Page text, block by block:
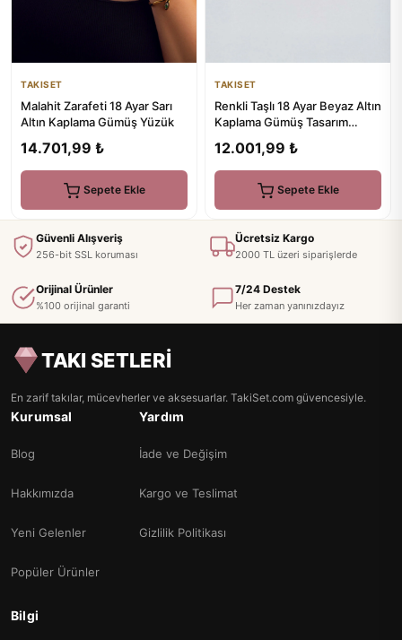
TAKISET
Malahit Zarafeti 18 Ayar Sarı
Altın Kaplama Gümüş Yüzük
14.701,99 ₺
Sepete Ekle
TAKISET
Renkli Taşlı 18 Ayar Beyaz Altın
Kaplama Gümüş Tasarım
12.001,99 ₺
Sepete Ekle
Güvenli Alışveriş
256-bit SSL koruması
Ücretsiz Kargo
2000 TL üzeri siparişlerde
Orijinal Ürünler
%100 orijinal garanti
7/24 Destek
Her zaman yanınızdayız
TAKI SETLERİ
En zarif takılar, mücevherler ve aksesuarlar. TakiSet.com güvencesiyle.
Kurumsal
Blog
Hakkımızda
Yeni Gelenler
Popüler Ürünler
Yardım
İade ve Değişim
Kargo ve Teslimat
Gizlilik Politikası
Bilgi